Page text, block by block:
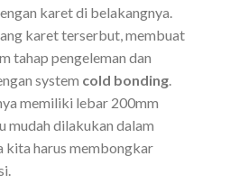
karet di belakangnya.
karet terserbut, membuat
tahap pengeleman dan
system cold bonding.
memiliki lebar 200mm
mudah dilakukan dalam
kita harus membongkar